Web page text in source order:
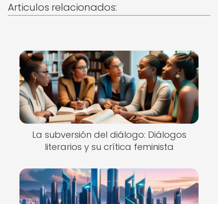
Articulos relacionados:
La subversión del diálogo: Diálogos
literarios y su crítica feminista